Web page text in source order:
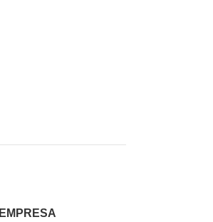
EMPRESA